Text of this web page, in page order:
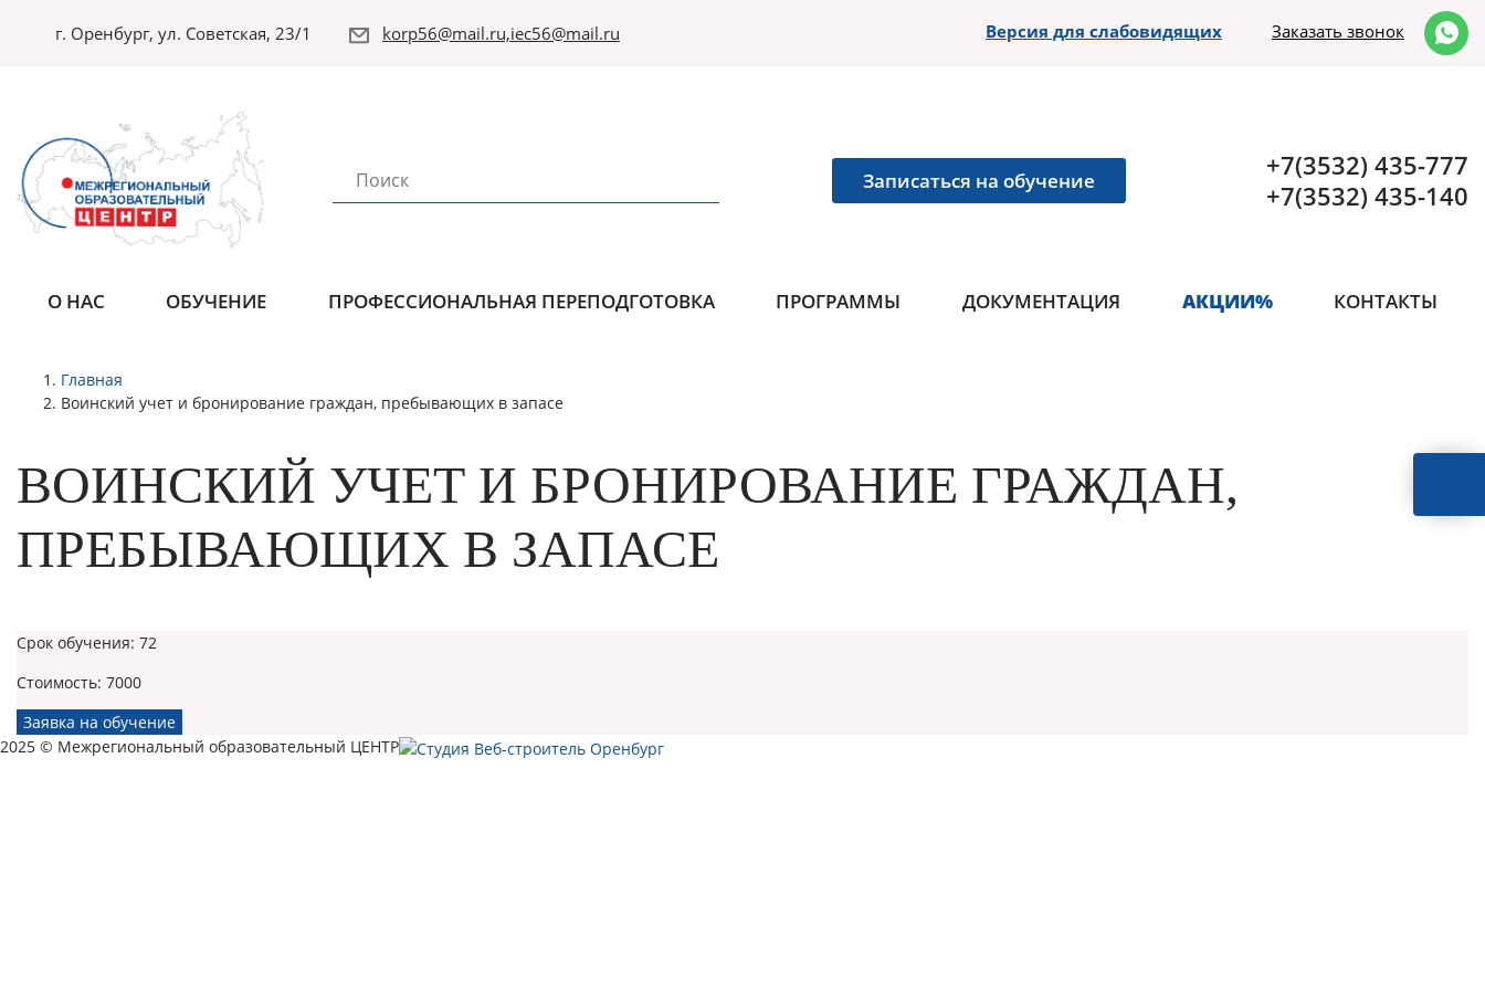
г. Оренбург, ул. Советская, 23/1 korp56@mail.ru,iec56@mail.ru Версия для слабовидящих Заказать звонок
Записаться на обучение
+7(3532) 435-777
+7(3532) 435-140
О НАС ОБУЧЕНИЕ ПРОФЕССИОНАЛЬНАЯ ПЕРЕПОДГОТОВКА ПРОГРАММЫ ДОКУМЕНТАЦИЯ АКЦИИ% КОНТАКТЫ
Главная
Воинский учет и бронирование граждан, пребывающих в запасе
ВОИНСКИЙ УЧЕТ И БРОНИРОВАНИЕ ГРАЖДАН,
ПРЕБЫВАЮЩИХ В ЗАПАСЕ
Срок обучения: 72
Стоимость: 7000
Заявка на обучение
2025 © Межрегиональный образовательный ЦЕНТР